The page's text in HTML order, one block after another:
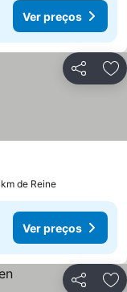
Ver preços
Partilhar
de Reine
Ver preços
Partilhar